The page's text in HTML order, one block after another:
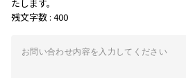
たします。
残文字数 : 400